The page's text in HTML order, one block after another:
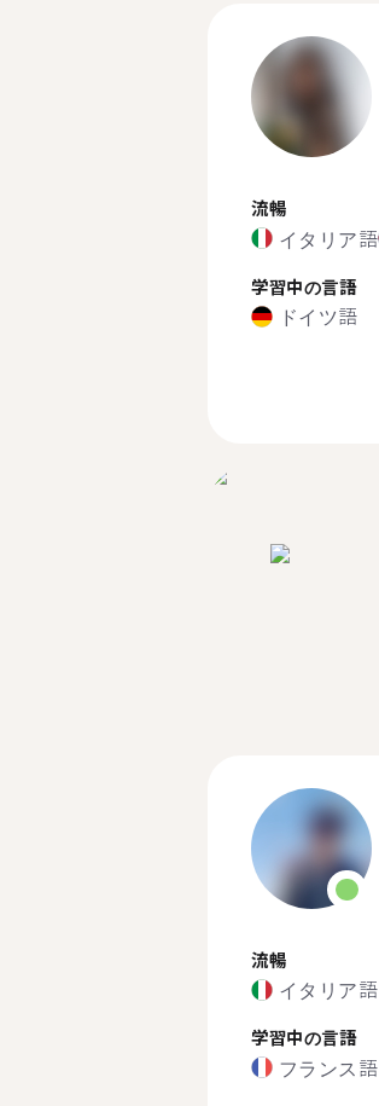
流暢
イタリア語
学習中の言語
ドイツ語
流暢
イタリア語
学習中の言語
フランス語